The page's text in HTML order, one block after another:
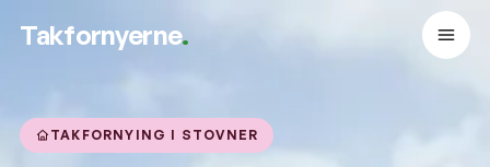
Takfornyerne.
TAKFORNYING I STOVNER